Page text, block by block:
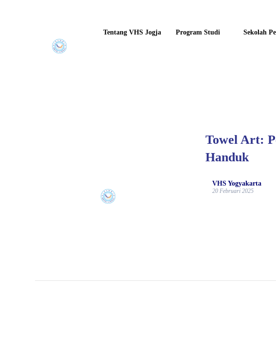
Tentang VHS Jogja Program Studi Sekolah
Towel Art:
Handuk
VHS Yogyakarta
20 Februari 2025